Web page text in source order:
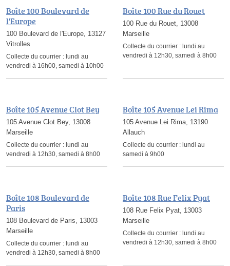
Boîte 100 Boulevard de
l'Europe
100 Boulevard de l'Europe, 13127
Vitrolles
Collecte du courrier : lundi au
vendredi à 16h00, samedi à 10h00
Boîte 100 Rue du Rouet
100 Rue du Rouet, 13008
Marseille
Collecte du courrier : lundi au
vendredi à 12h30, samedi à 8h00
Boîte 105 Avenue Clot Bey
105 Avenue Clot Bey, 13008
Marseille
Collecte du courrier : lundi au
vendredi à 12h30, samedi à 8h00
Boîte 105 Avenue Lei Rima
105 Avenue Lei Rima, 13190
Allauch
Collecte du courrier : lundi au
samedi à 9h00
Boîte 108 Boulevard de
Paris
108 Boulevard de Paris, 13003
Marseille
Collecte du courrier : lundi au
vendredi à 12h30, samedi à 8h00
Boîte 108 Rue Felix Pyat
108 Rue Felix Pyat, 13003
Marseille
Collecte du courrier : lundi au
vendredi à 12h30, samedi à 8h00